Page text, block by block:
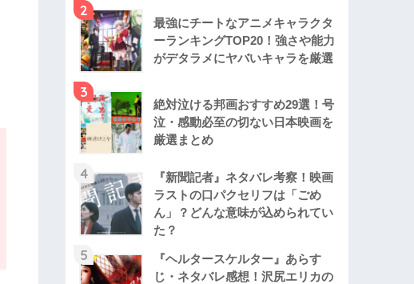
2
最強にチートなアニメキャラクタ
ーランキングTOP20！強さや能力
がデタラメにヤバいキャラを厳選
3
絶対泣ける邦画おすすめ29選！号
泣・感動必至の切ない日本映画を
厳選まとめ
4
『新聞記者』ネタバレ考察！映画
ラストの口パクセリフは「ごめ
ん」？どんな意味が込められてい
た？
5
『ヘルタースケルター』あらす
じ・ネタバレ感想！沢尻エリカの